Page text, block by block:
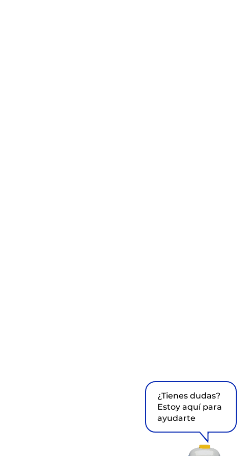
¿Tienes dudas?
Estoy aquí para
ayudarte